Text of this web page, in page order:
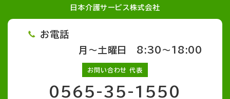
日本介護サービス株式会社
お電話
月～土曜日 8:30～18:00
お問い合わせ 代表
0565-35-1550